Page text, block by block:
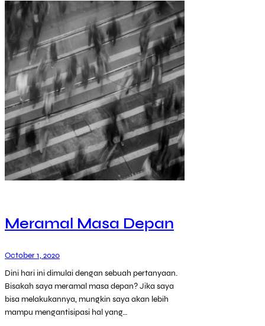
Meramal Masa Depan
October 1, 2020
Dini hari ini dimulai dengan sebuah pertanyaan.
Bisakah saya meramal masa depan? Jika saya
bisa melakukannya, mungkin saya akan lebih
mampu mengantisipasi hal yang…